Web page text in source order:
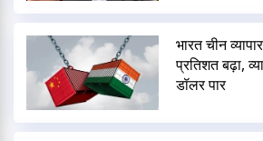
भारत चीन
प्रतिशत बढ़ा,
डॉलर पार